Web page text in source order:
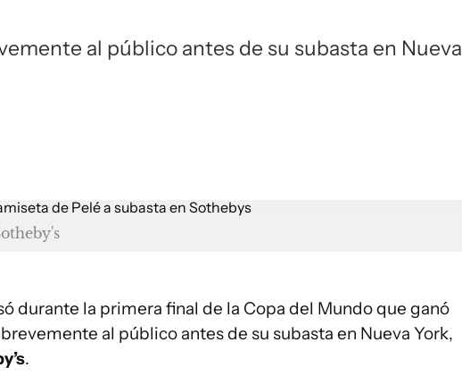
al público antes de su subasta en Nueva
durante la primera final de la Copa del Mundo que ganó
al público antes de su subasta en Nueva York,
.